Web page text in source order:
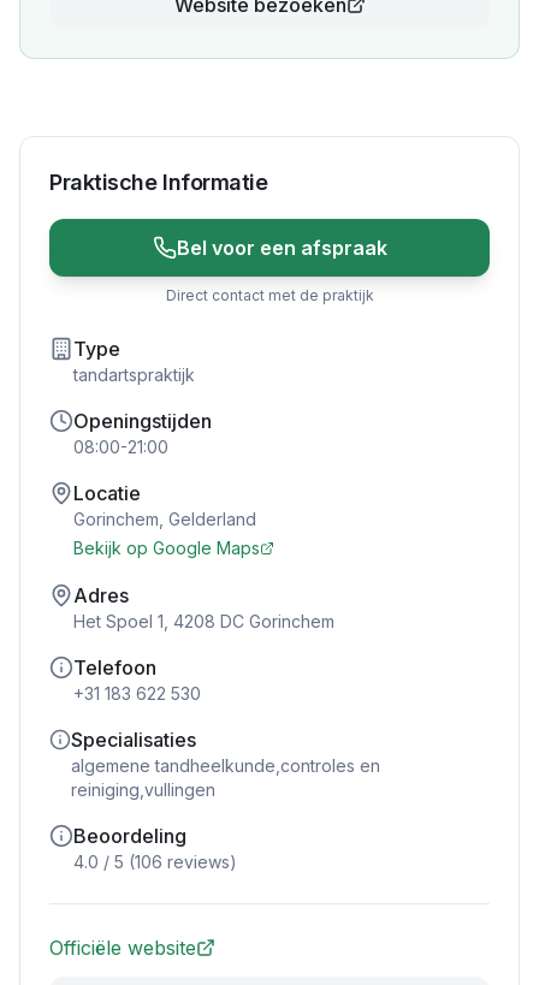
Praktische Informatie
Bel voor een afspraak
Direct contact met de praktijk
Type
tandartspraktijk
Openingstijden
08:00-21:00
Locatie
Gorinchem Gelderland
Bekijk op Google Maps
Adres
Het Spoel 1, 4208 DC Gorinchem
Telefoon
+31 183 622 530
Specialisaties
algemene tandheelkunde,controles en
reiniging,vullingen
Beoordeling
4.0 / 5 (106 reviews)
Officiële website